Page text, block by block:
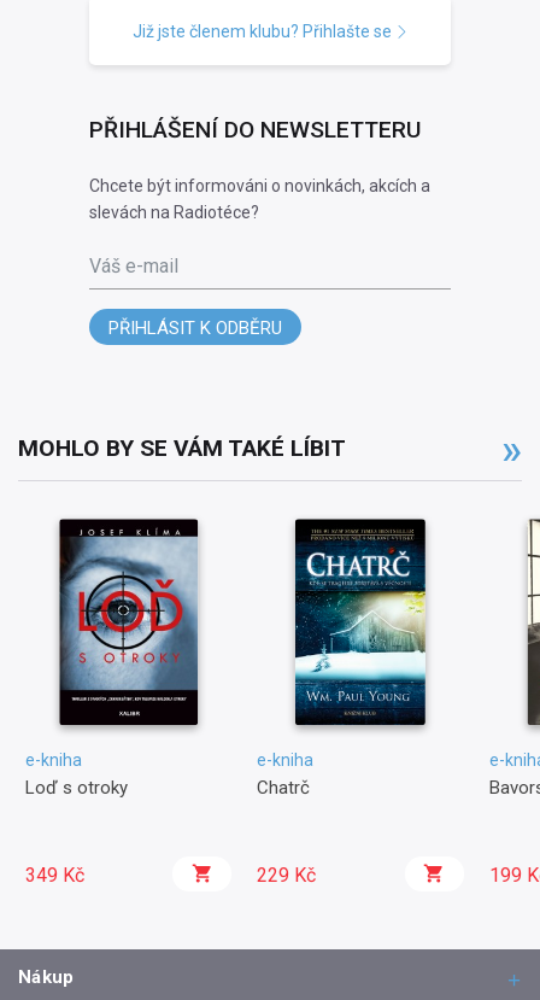
Již jste členem klubu? Přihlašte se
PŘIHLÁŠENÍ DO NEWSLETTERU
Chcete být informováni o novinkách, akcích a
slevách na Radiotéce?
Váš e-mail
PŘIHLÁSIT K ODBĚRU
MOHLO BY SE VÁM TAKÉ LÍBIT
e-kniha
Loď s otroky
349 Kč
e-kniha
Chatrč
229 Kč
e-
199
Nákup